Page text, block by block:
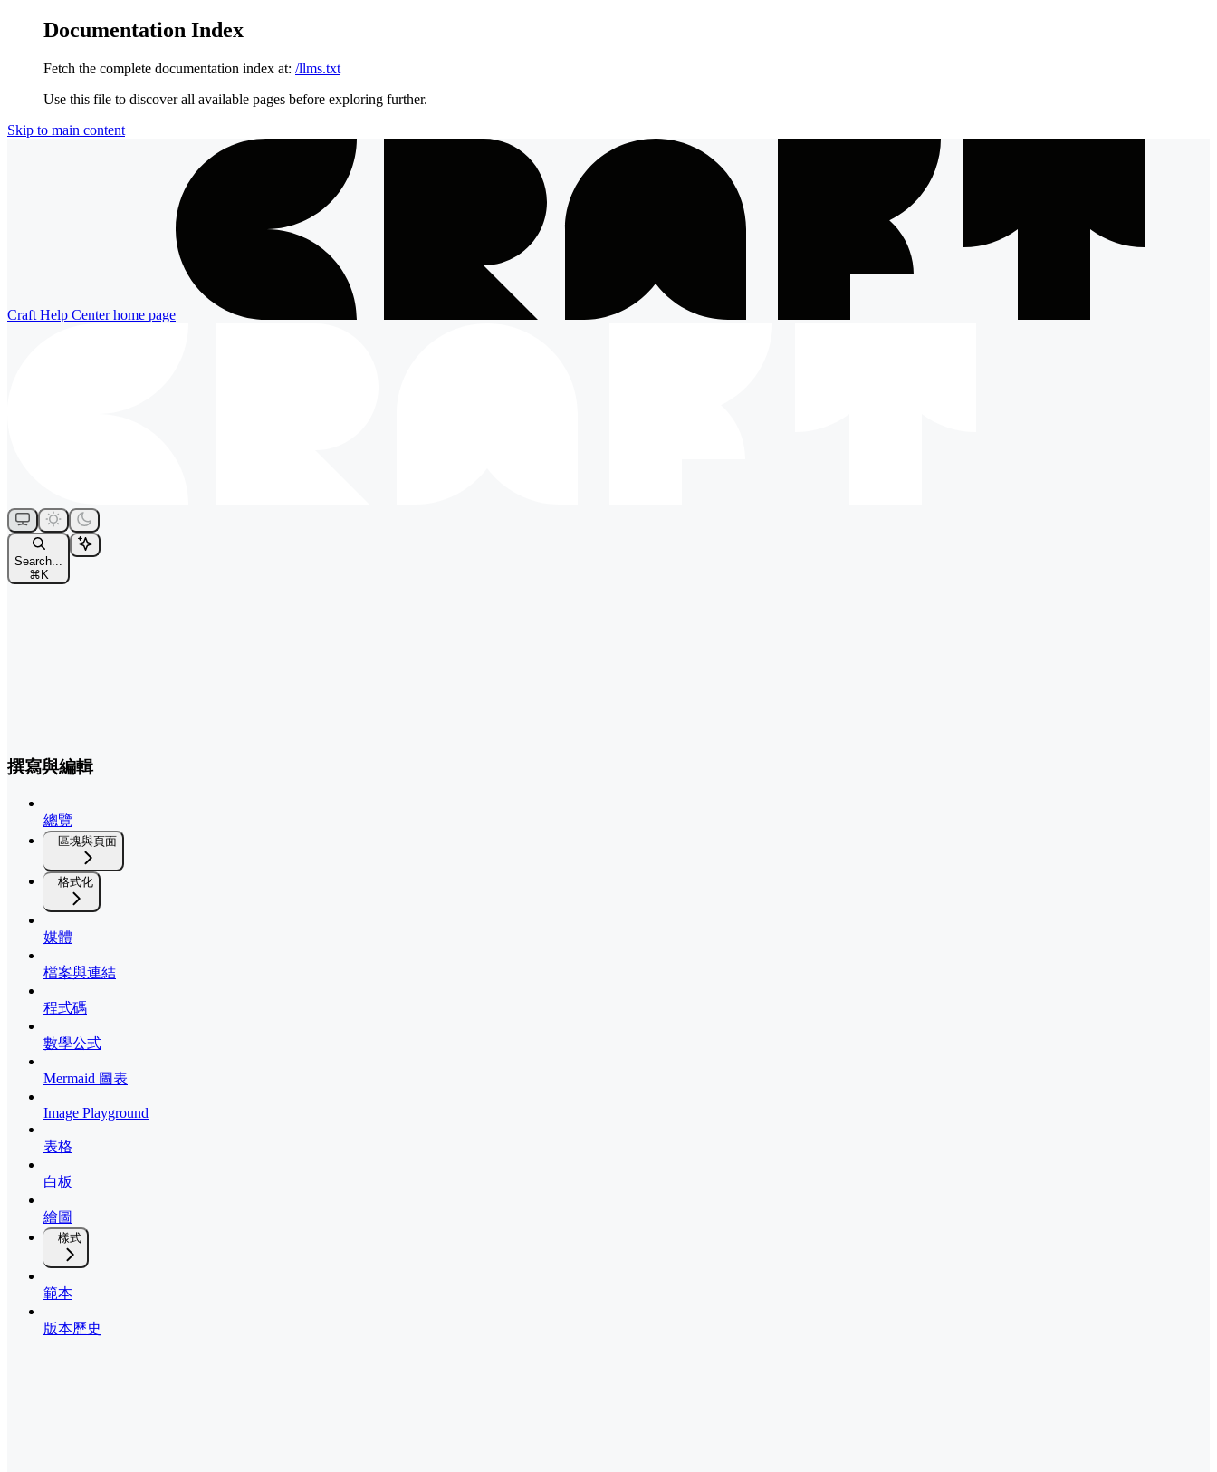
Documentation Index
Fetch the complete documentation index at: /llms.txt
Use this file to discover all available pages before exploring further.
Skip to main content
Craft Help Centerhome page
Search...
⌘ K
撰寫與編輯
總覽
區塊與頁面
格式化
媒體
檔案與連結
程式碼
數學公式
Mermaid 圖表
Image Playground
表格
白板
繪圖
樣式
範本
版本歷史